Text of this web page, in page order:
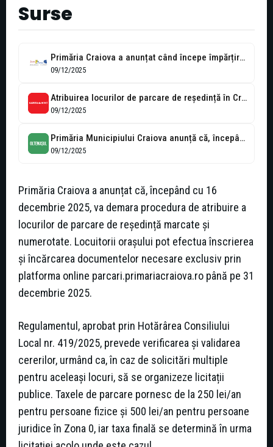
Surse
Primăria Craiova a anunțat când începe împărțirea locurilor de parcare în oraș
09/12/2025
Atribuirea locurilor de parcare de reședință în Craiova începe pe 16 decembrie...
09/12/2025
Primăria Municipiului Craiova anunță că, începând cu data de 16.12.2025, va fi...
09/12/2025
Primăria Craiova a anunțat că, începând cu 16
decembrie 2025, va demara procedura de atribuire a
locurilor de parcare de reședință marcate și
numerotate. Locuitorii orașului pot efectua înscrierea
și încărcarea documentelor necesare exclusiv prin
platforma online parcari.primariacraiova.ro până pe 31
decembrie 2025.
Regulamentul, aprobat prin Hotărârea Consiliului
Local nr. 419/2025, prevede verificarea și validarea
cererilor, urmând ca, în caz de solicitări multiple
pentru aceleași locuri, să se organizeze licitații
publice. Taxele de parcare pornesc de la 250 lei/an
pentru persoane fizice și 500 lei/an pentru persoane
juridice în Zona 0, iar taxa finală se determină în urma